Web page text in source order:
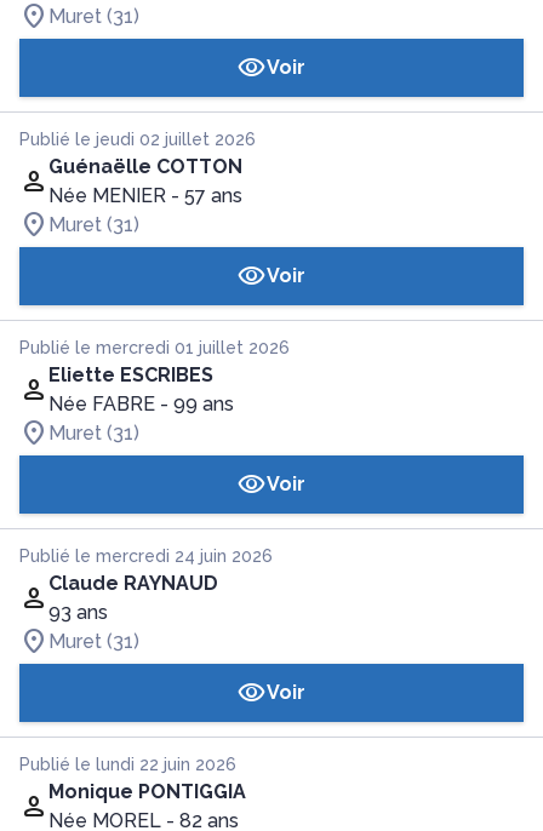
Muret (31)
Voir
Publié le jeudi 02 juillet 2026
Guénaëlle COTTON
Née MENIER - 57 ans
Muret (31)
Voir
Publié le mercredi 01 juillet 2026
Eliette ESCRIBES
Née FABRE - 99 ans
Muret (31)
Voir
Publié le mercredi 24 juin 2026
Claude RAYNAUD
93 ans
Muret (31)
Voir
Publié le lundi 22 juin 2026
Monique PONTIGGIA
Née MOREL - 82 ans